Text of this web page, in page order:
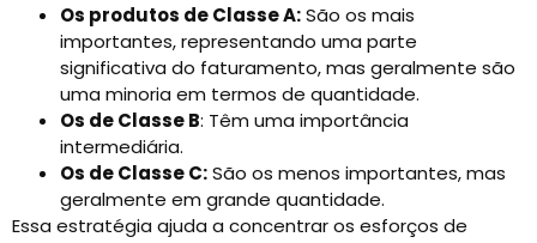
Os produtos de Classe A:São os mais
importantes, representando uma parte
significativa do faturamento, mas geralmente são
uma minoria em termos de quantidade.
Os de Classe B: Têm uma importância
intermediária.
Os de Classe C:São os menos importantes, mas
geralmente em grande quantidade.
Essa estratégia ajuda a concentrar os esforços de